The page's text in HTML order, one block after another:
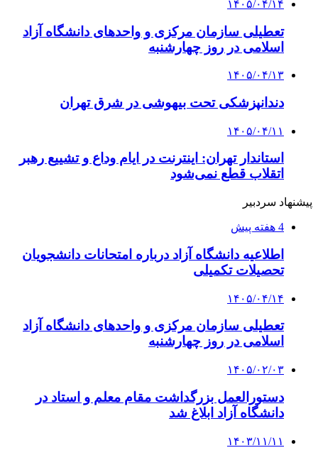
۱۴۰۵/۰۴/۱۴
تعطیلی سازمان مرکزی و واحدهای دانشگاه آزاد
اسلامی در روز چهارشنبه
۱۴۰۵/۰۴/۱۳
دندانپزشکی تحت بیهوشی در شرق تهران
۱۴۰۵/۰۴/۱۱
استاندار تهران: اینترنت در ایام وداع و تشییع رهبر
اتقلاب قطع نمی‌شود
پیشنهاد سردبیر
4 هفته پیش
اطلاعیه دانشگاه آزاد درباره امتحانات دانشجویان
تحصیلات تکمیلی
۱۴۰۵/۰۴/۱۴
تعطیلی سازمان مرکزی و واحدهای دانشگاه آزاد
اسلامی در روز چهارشنبه
۱۴۰۵/۰۲/۰۳
دستورالعمل بزرگداشت مقام معلم و استاد در
دانشگاه آزاد ابلاغ شد
۱۴۰۳/۱۱/۱۱